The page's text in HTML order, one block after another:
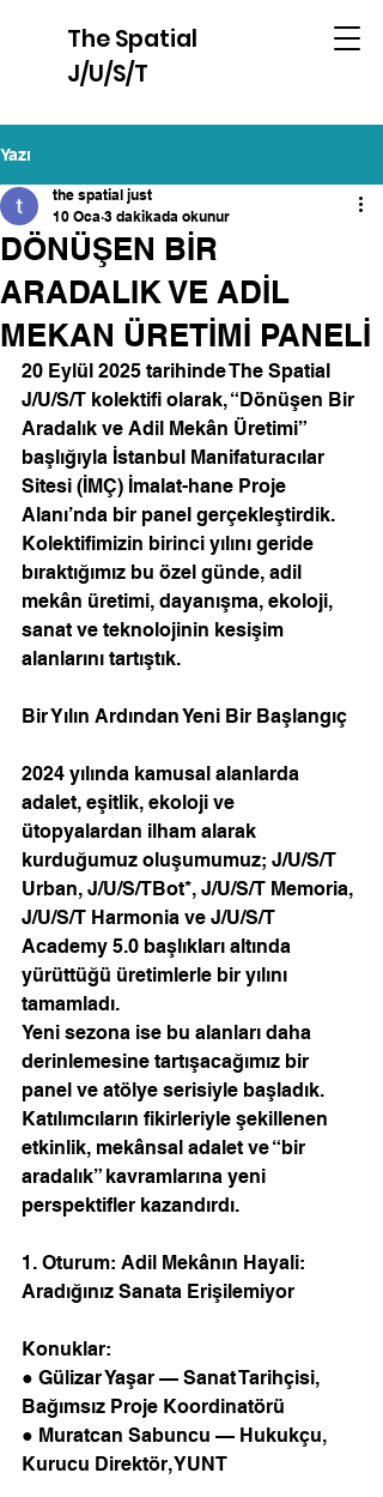
The Spatial
J/U/S/T
Yazı
DÖNÜŞEN BİR
ARADALIK VE ADİL
MEKAN ÜRETİMİ PANELİ
the spatial just
10 Oca 3 dakikada okunur
20 Eylül 2025 tarihinde The Spatial
J/U/S/T kolektifi olarak, “Dönüşen Bir
Aradalık ve Adil Mekân Üretimi”
başlığıyla İstanbul Manifaturacılar
Sitesi (İMÇ) İmalat-hane Proje
Alanı’nda bir panel gerçekleştirdik.
Kolektifimizin birinci yılını geride
bıraktığımız bu özel günde, adil
mekân üretimi, dayanışma, ekoloji,
sanat ve teknolojinin kesişim
alanlarını tartıştık.
Bir Yılın Ardından Yeni Bir Başlangıç
2024 yılında kamusal alanlarda
adalet, eşitlik, ekoloji ve
ütopyalardan ilham alarak
kurduğumuz oluşumumuz; J/U/S/T
Urban, J/U/S/TBot*, J/U/S/T Memoria,
J/U/S/T Harmonia ve J/U/S/T
Academy 5.0 başlıkları altında
yürüttüğü üretimlerle bir yılını
tamamladı.
Yeni sezona ise bu alanları daha
derinlemesine tartışacağımız bir
panel ve atölye serisiyle başladık.
Katılımcıların fikirleriyle şekillenen
etkinlik, mekânsal adalet ve “bir
aradalık” kavramlarına yeni
perspektifler kazandırdı.
1. Oturum: Adil Mekânın Hayali:
Aradığınız Sanata Erişilemiyor
Konuklar:
● Gülizar Yaşar — Sanat Tarihçisi,
Bağımsız Proje Koordinatörü
● Muratcan Sabuncu — Hukukçu,
Kurucu Direktör, YUNT